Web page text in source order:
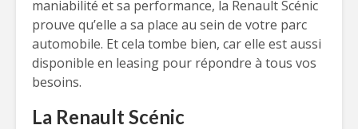
maniabilité et sa performance, la Renault Scénic
prouve qu’elle a sa place au sein de votre parc
automobile. Et cela tombe bien, car elle est aussi
disponible en leasing pour répondre à tous vos
besoins.
La Renault Scénic